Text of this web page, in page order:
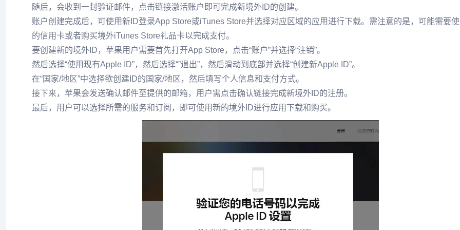
随后，会收到一封验证邮件，点击链接激活账户即可完成新境外ID的创建。
账户创建完成后，可使用新ID登录App Store或iTunes Store并选择对应区域的应用进行下载。需注意的是，可能需要
的信用卡或者购买境外iTunes Store礼品卡以完成支付。
要创建新的境外ID，苹果用户需要首先打开App Store，点击“账户”并选择“注销”。
然后选择“使用现有Apple ID”，然后选择“”退出”，然后滑动到底部并选择“创建新Apple ID”。
在“国家/地区”中选择欲创建ID的国家/地区，然后填写个人信息和支付方式。
接下来，苹果会发送确认邮件至提供的邮箱，用户需点击确认链接完成新境外ID的注册。
最后，用户可以选择所需的服务和订阅，即可使用新的境外ID进行应用下载和购买。